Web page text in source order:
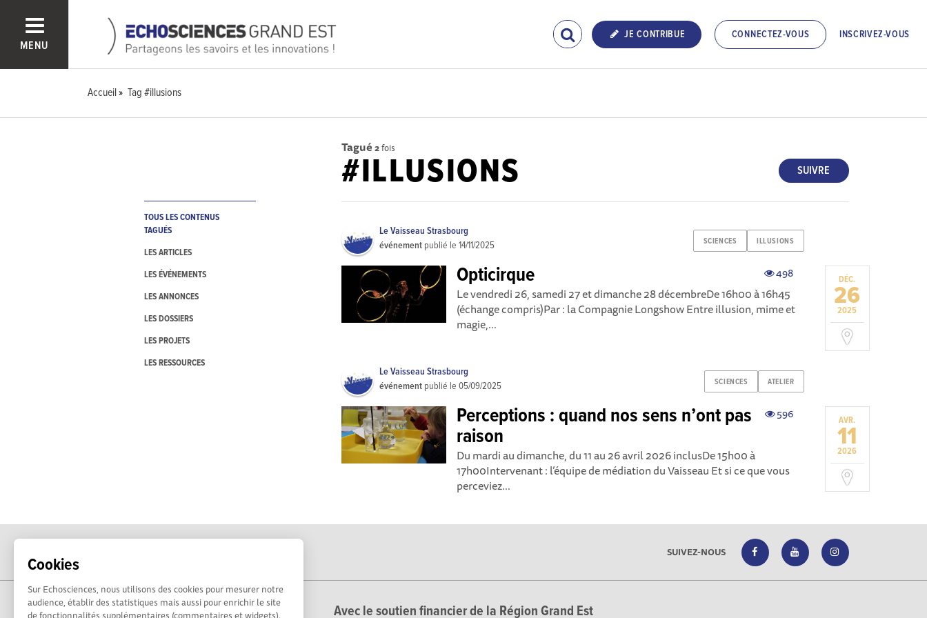
Cookies
Sur Echosciences, nous utilisons des cookies pour mesurer notre
audience, établir des statistiques mais aussi pour enrichir le site
de fonctionnalités supplémentaires (commentaires et widgets).
MENU
JE CONTRIBUE CONNECTEZ-VOUS INSCRIVEZ-VOUS
Accueil Tag #illusions
TOUS LES CONTENUS
TAGUÉS
LES ARTICLES
LES ÉVÉNEMENTS
LES ANNONCES
LES DOSSIERS
LES PROJETS
LES RESSOURCES
Tagué 2fois
SUIVRE
#ILLUSIONS
SCIENCES ILLUSIONS
Le Vaisseau Strasbourg
événement publié le14/11/2025
DÉC.
26
2025
498
Opticirque
Le vendredi 26, samedi 27 et dimanche 28 décembreDe 16h00 à 16h45
(échange compris)Par : la Compagnie Longshow Entre illusion, mime et
magie,...
SCIENCES ATELIER
Le Vaisseau Strasbourg
événement publié le05/09/2025
AVR.
11
2026
596
Perceptions : quand nos sens n’ont pas
raison
Du mardi au dimanche, du 11 au 26 avril 2026 inclusDe 15h00 à
17h00Intervenant : l’équipe de médiation du Vaisseau Et si ce que vous
perceviez...
SUIVEZ-NOUS
Avec le soutien financier de la Région Grand Est